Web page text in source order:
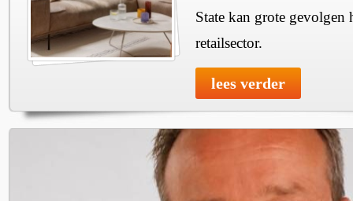
State kan grote gevolgen
retailsector.
lees verder